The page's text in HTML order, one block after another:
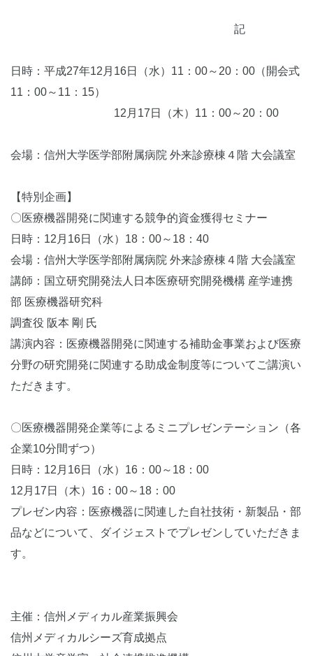
記
日時：平成27年12月16日（水）11：00～20：00（開会式
11：00～11：15）
12月17日（木）11：00～20：00
会場：信州大学医学部附属病院 外来診療棟４階 大会議室
【特別企画】
〇医療機器開発に関連する競争的資金獲得セミナー
日時：12月16日（水）18：00～18：40
会場：信州大学医学部附属病院 外来診療棟４階 大会議室
講師：国立研究開発法人日本医療研究開発機構 産学連携
部 医療機器研究科
調査役 阪本 剛 氏
講演内容：医療機器開発に関連する補助金事業および医療
分野の研究開発に関連する助成金制度等についてご講演い
ただきます。
〇医療機器開発企業等によるミニプレゼンテーション（各
企業10分間ずつ）
日時：12月16日（水）16：00～18：00
12月17日（木）16：00～18：00
プレゼン内容：医療機器に関連した自社技術・新製品・部
品などについて、ダイジェストでプレゼンしていただきま
す。
主催：信州メディカル産業振興会
信州メディカルシーズ育成拠点